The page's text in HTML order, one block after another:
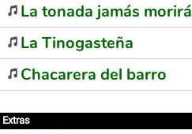
La tonada jamás morirá
La Tinogasteña
Chacarera del barro
Extras